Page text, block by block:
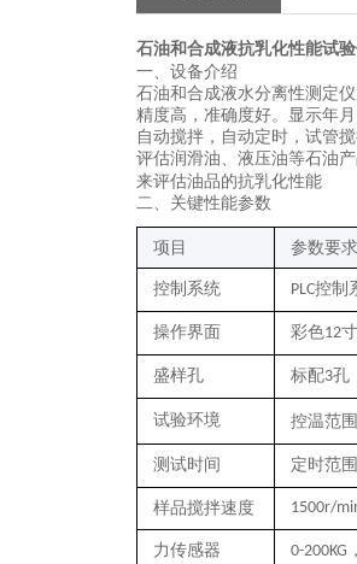
石油和合成液抗乳化性能试
一、设备介绍
石油和合成液水分离性测定
精度高，准确度好。显示年
自动搅拌，自动定时，试管
评估润滑油、液压油等石油
来评估油品的抗乳化性能
二、关键性能参数
项目 参数要求
控制系统 PLC控制
操作界面 彩色12
盛样孔 标配3孔
试验环境 控温范围
测试时间 定时范围
样品搅拌速度 1500r/
力传感器 0-200KG